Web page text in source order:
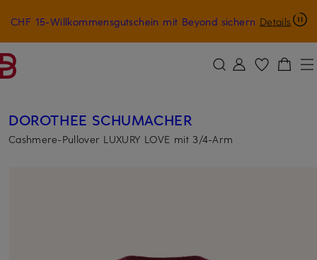
ZUM HAUPTINHALT ÜBERSPRINGEN ZUM SUCHFELD ÜBERSPRINGEN
CHF 15-Willkommensgutschein mit Beyond sichern Details
DOROTHEE SCHUMACHER
Cashmere-Pullover LUXURY LOVE mit 3/4-Arm